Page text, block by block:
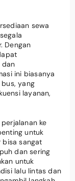
sewa
Dengan
dan
ini biasanya
yang
layanan,
ke
untuk
bisa sangat
dan sering
untuk
lalu lintas dan